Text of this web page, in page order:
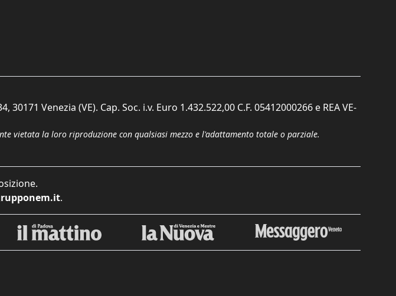
Venezia (VE). Cap. Soc. i.v. Euro 1.432.522,00 C.F. 05412000266 e REA VE-
vietata la loro riproduzione con qualsiasi mezzo e l'adattamento totale o parziale.
.